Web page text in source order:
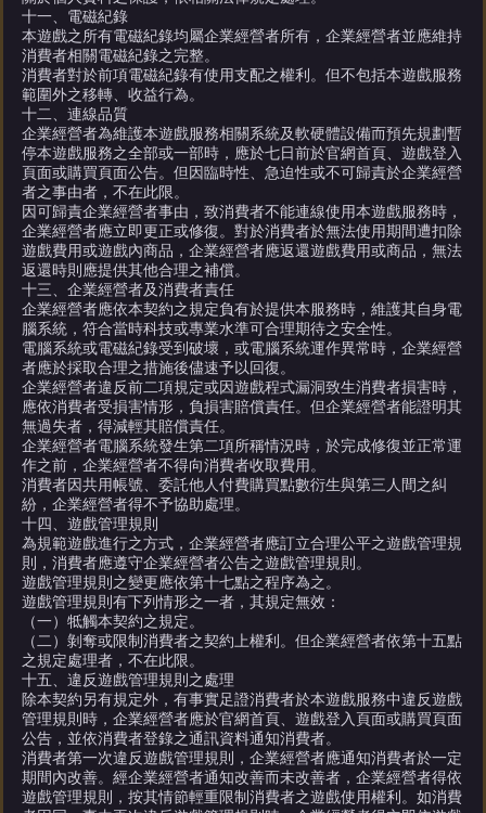
十一、電磁紀錄
本遊戲之所有電磁紀錄均屬企業經營者所有，企業經營者並應維持
消費者相關電磁紀錄之完整。
消費者對於前項電磁紀錄有使用支配之權利。但不包括本遊戲服務
範圍外之移轉、收益行為。
十二、連線品質
企業經營者為維護本遊戲服務相關系統及軟硬體設備而預先規劃暫
停本遊戲服務之全部或一部時，應於七日前於官網首頁、遊戲登入
頁面或購買頁面公告。但因臨時性、急迫性或不可歸責於企業經營
者之事由者，不在此限。
因可歸責企業經營者事由，致消費者不能連線使用本遊戲服務時，
企業經營者應立即更正或修復。對於消費者於無法使用期間遭扣除
遊戲費用或遊戲內商品，企業經營者應返還遊戲費用或商品，無法
返還時則應提供其他合理之補償。
十三、企業經營者及消費者責任
企業經營者應依本契約之規定負有於提供本服務時，維護其自身電
腦系統，符合當時科技或專業水準可合理期待之安全性。
電腦系統或電磁紀錄受到破壞，或電腦系統運作異常時，企業經營
者應於採取合理之措施後儘速予以回復。
企業經營者違反前二項規定或因遊戲程式漏洞致生消費者損害時，
應依消費者受損害情形，負損害賠償責任。但企業經營者能證明其
無過失者，得減輕其賠償責任。
企業經營者電腦系統發生第二項所稱情況時，於完成修復並正常運
作之前，企業經營者不得向消費者收取費用。
消費者因共用帳號、委託他人付費購買點數衍生與第三人間之糾
紛，企業經營者得不予協助處理。
十四、遊戲管理規則
為規範遊戲進行之方式，企業經營者應訂立合理公平之遊戲管理規
則，消費者應遵守企業經營者公告之遊戲管理規則。
遊戲管理規則之變更應依第十七點之程序為之。
遊戲管理規則有下列情形之一者，其規定無效：
（一）牴觸本契約之規定。
（二）剝奪或限制消費者之契約上權利。但企業經營者依第十五點
之規定處理者，不在此限。
十五、違反遊戲管理規則之處理
除本契約另有規定外，有事實足證消費者於本遊戲服務中違反遊戲
管理規則時，企業經營者應於官網首頁、遊戲登入頁面或購買頁面
公告，並依消費者登錄之通訊資料通知消費者。
消費者第一次違反遊戲管理規則，企業經營者應通知消費者於一定
期間內改善。經企業經營者通知改善而未改善者，企業經營者得依
遊戲管理規則，按其情節輕重限制消費者之遊戲使用權利。如消費